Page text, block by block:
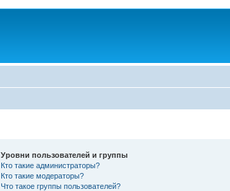
Уровни пользователей и группы
Кто такие администраторы?
Кто такие модераторы?
Что такое группы пользователей?